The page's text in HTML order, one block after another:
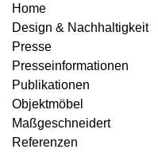
Home
Design & Nachhaltigkeit
Presse
Presseinformationen
Publikationen
Objektmöbel
Maßgeschneidert
Referenzen